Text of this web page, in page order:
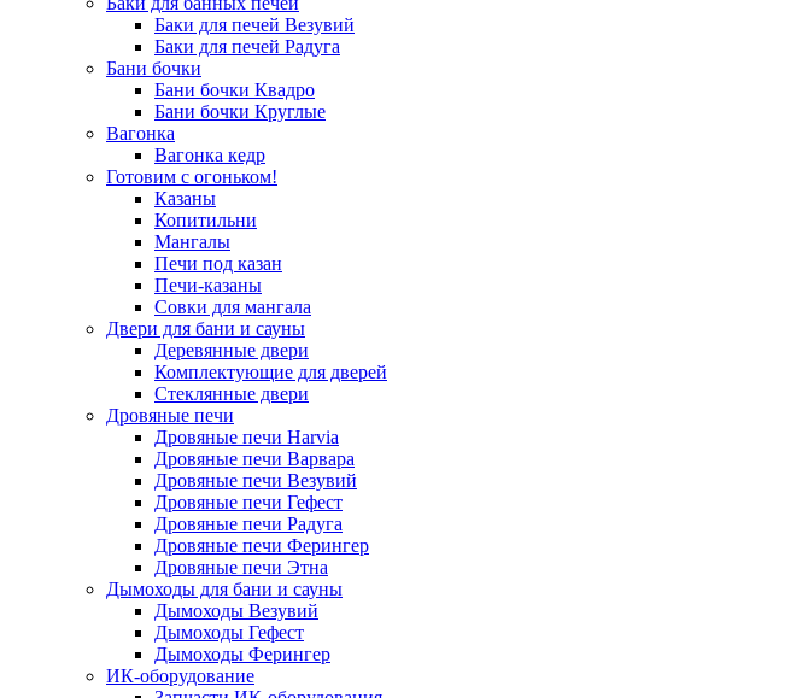
Баки для печей Везувий
Баки для печей Радуга
Бани бочки
Бани бочки Квадро
Бани бочки Круглые
Вагонка
Вагонка кедр
Готовим с огоньком!
Казаны
Копитильни
Мангалы
Печи под казан
Печи-казаны
Совки для мангала
Двери для бани и сауны
Деревянные двери
Комплектующие для дверей
Стеклянные двери
Дровяные печи
Дровяные печи Harvia
Дровяные печи Варвара
Дровяные печи Везувий
Дровяные печи Гефест
Дровяные печи Радуга
Дровяные печи Ферингер
Дровяные печи Этна
Дымоходы для бани и сауны
Дымоходы Везувий
Дымоходы Гефест
Дымоходы Ферингер
ИК-оборудование